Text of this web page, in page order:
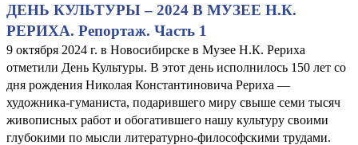
ДЕНЬ КУЛЬТУРЫ – 2024 В МУЗЕЕ Н.К.
РЕРИХА. Репортаж. Часть 1
9 октября 2024 г. в Новосибирске в Музее Н.К. Рериха
отметили День Культуры. В этот день исполнилось 150 лет со
дня рождения Николая Константиновича Рериха —
художника-гуманиста, подарившего миру свыше семи тысяч
живописных работ и обогатившего нашу культуру своими
глубокими по мысли литературно-философскими трудами.